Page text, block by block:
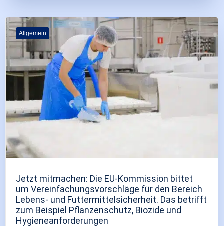
Allgemein
Jetzt mitmachen: Die EU-Kommission bittet
um Vereinfachungsvorschläge für den Bereich
Lebens- und Futtermittelsicherheit. Das betrifft
zum Beispiel Pflanzenschutz, Biozide und
Hygieneanforderungen